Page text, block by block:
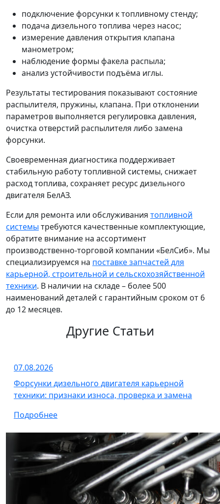
подключение форсунки к топливному стенду;
подача дизельного топлива через насос;
измерение давления открытия клапана
манометром;
наблюдение формы факела распыла;
анализ устойчивости подъёма иглы.
Результаты тестирования показывают состояние
распылителя, пружины, клапана. При отклонении
параметров выполняется регулировка давления,
очистка отверстий распылителя либо замена
форсунки.
Своевременная диагностика поддерживает
стабильную работу топливной системы, снижает
расход топлива, сохраняет ресурс дизельного
двигателя БелАЗ.
Если для ремонта или обслуживания топливной
системы требуются качественные комплектующие,
обратите внимание на ассортимент
производственно-торговой компании «БелСиб». Мы
специализируемся на поставке запчастей для
карьерной, строительной и сельскохозяйственной
техники. В наличии на складе – более 500
наименований деталей с гарантийным сроком от 6
до 12 месяцев.
Другие Статьи
07.08.2026
Форсунки дизельного двигателя карьерной
техники: признаки износа, проверка и замена
Подробнее